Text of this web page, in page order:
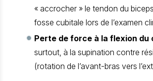
« accrocher » le tendon du
fosse cubitale lors de l’examen
Perte de force à la flexion du
surtout, à la supination contre
(rotation de l’avant-bras vers